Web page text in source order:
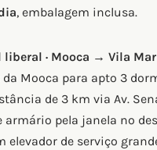
, embalagem inclusa.
liberal · Mooca → Vila
Mooca para apto 3
de 3 km via Av.
armário pela janela no
elevador de serviço